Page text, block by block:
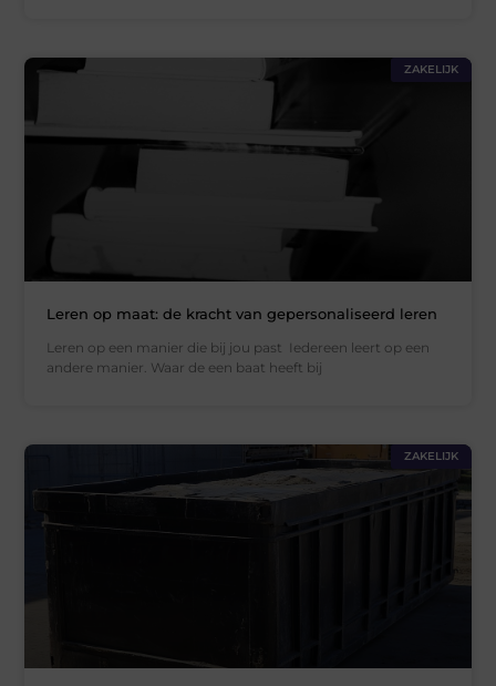
ZAKELIJK
Leren op maat: de kracht van gepersonaliseerd leren
Leren op een manier die bij jou past Iedereen leert op een
andere manier. Waar de een baat heeft bij
ZAKELIJK